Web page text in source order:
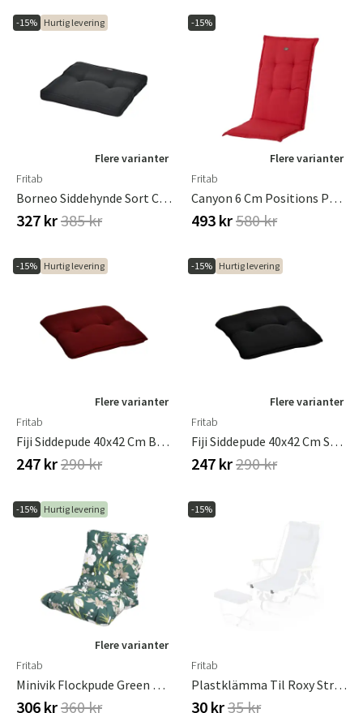
-15% Hurtig levering
Flere varianter
Fritab
Borneo Siddehynde Sort Canyon
327 kr385 kr
-15%
Flere varianter
Fritab
Canyon 6 Cm Positions Pude I Strukturdralon Rød
493 kr580 kr
-15% Hurtig levering
Flere varianter
Fritab
Fiji Siddepude 40x42 Cm Bordeaux
247 kr290 kr
-15% Hurtig levering
Flere varianter
Fritab
Fiji Siddepude 40x42 Cm Sort
247 kr290 kr
-15% Hurtig levering
Flere varianter
Fritab
Minivik Flockpude Green Botanical
306 kr360 kr
-15%
Fritab
Plastklämma Til Roxy Strandstol
30 kr35 kr